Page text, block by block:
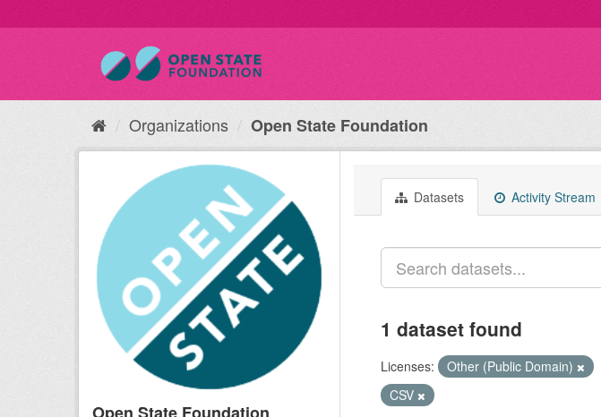
Organizations Open State Foundation
Datasets Activity Stream
1 dataset found
Licenses: Other (Public Domain)
CSV